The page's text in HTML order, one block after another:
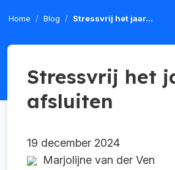
Home Blog Stressvrij het jaar...
Stressvrij het
afsluiten
19 december 2024
Marjolijne van der Ven